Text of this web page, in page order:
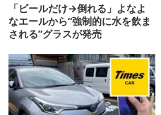
「ビールだけ→倒れる」よなよ
なエールから“強制的に水を飲ま
される”グラスが発売